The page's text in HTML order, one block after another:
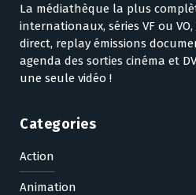
La médiathèque la plus
internationaux, séries VF ou
direct, replay émissions
agenda des sorties cinéma et
une seule vidéo !
Categories
Action
Animation